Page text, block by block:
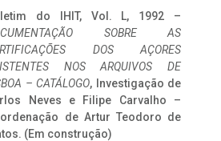
do IHIT, Vol. L, 1992 –
SOBRE AS
DOS AÇORES
NOS ARQUIVOS DE
– CATÁLOGO, Investigação de
Neves e Filipe Carvalho –
de Artur Teodoro de
(Em construção)